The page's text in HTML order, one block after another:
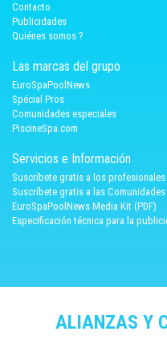
Contacto
Publicidades
Quiénes somos ?
Las marcas del grupo
EuroSpaPoolNews
Spécial Pros
Comunidades especiales
PiscineSpa.com
Servicios e Información
Suscríbete gratis a los
Suscríbete gratis a las
EuroSpaPoolNews Media Kit (PDF)
Especificación técnica para la
ALIANZAS Y